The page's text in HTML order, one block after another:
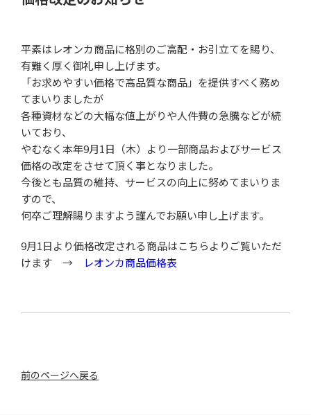
平素はレオンカ商品に格別のご高配・お引立てを賜り、
有難く厚く御礼申し上げます。
「お求めやすい価格で高品質な商品」を提供すべく務め
てまいりましたが
各種資材などの大幅な値上がりや人件費の急騰などが続
いており、
やむなく本年9月1日（木）より一部商品およびサービス
価格の改定をさせて頂く事となりました。
今後とも品質の維持、サービスの向上に努めてまいりま
すので、
何卒ご理解賜りますよう謹んでお願い申し上げます。
9月1日より価格改定される商品はこちらよりご覧いただ
けます →
レオンカ商品価格表
前のページへ戻る